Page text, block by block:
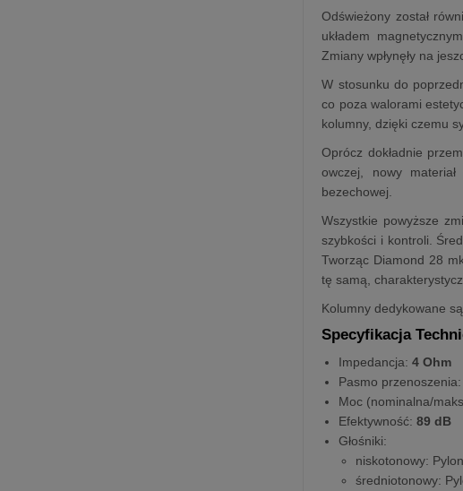
Odświeżony został
układem
Zmiany wpłynęły na
W stosunku do
co poza walorami
kolumny, dzięki czemu
Oprócz dokładnie
owczej, nowy
bezechowej.
Wszystkie powyższe
szybkości i kontroli.
Tworząc Diamond 28
tę samą,
Kolumny dedykowane
Specyfikacja
Impedancja:4 Ohm
Pasmo
Moc (nominalna/
Efektywność:89 dB
Głośniki:
niskotonowy:
średniotonowy: